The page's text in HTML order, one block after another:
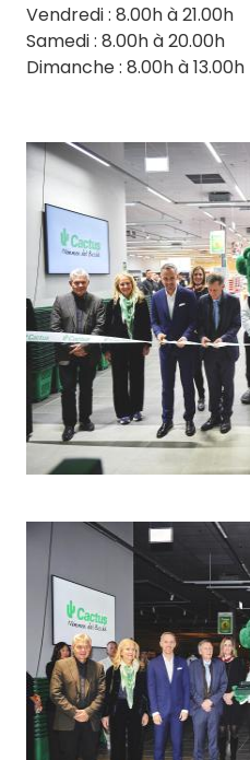
Vendredi : 8.00h à 21.00h
Samedi : 8.00h à 20.00h
Dimanche : 8.00h à 13.00h